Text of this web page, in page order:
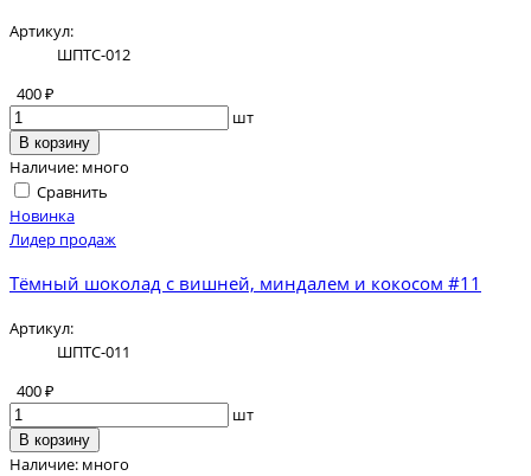
Артикул:
ШПТС-012
400 ₽
шт
В корзину
Наличие: много
Сравнить
Новинка
Лидер продаж
Тёмный шоколад с вишней, миндалем и кокосом #11
Артикул:
ШПТС-011
400 ₽
шт
В корзину
Наличие: много